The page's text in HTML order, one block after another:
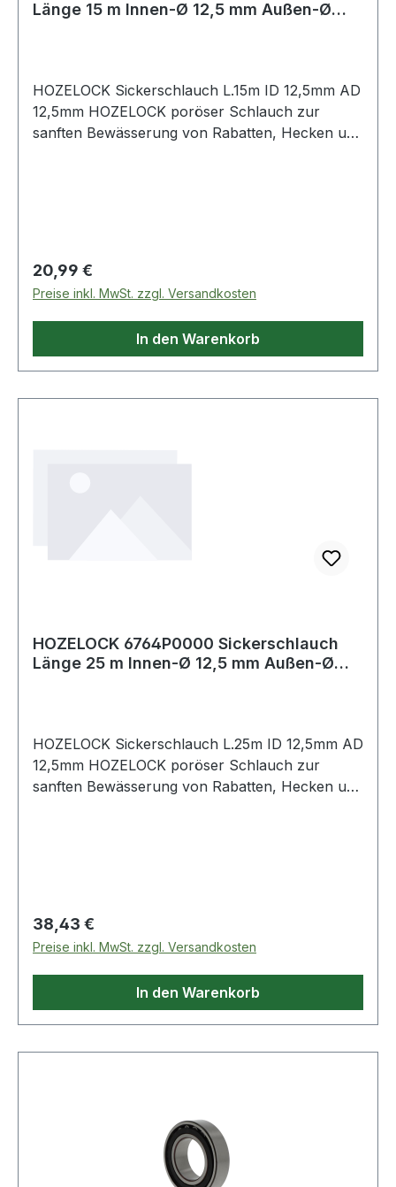
Länge 15 m Innen-Ø 12,5 mm Außen-Ø
HOZELOCK Sickerschlauch L.15m ID 12,5mm AD
12,5mm HOZELOCK poröser Schlauch zur
sanften Bewässerung von Rabatten, Hecken und
Regulärer Preis:
20,99 €
Preise inkl. MwSt. zzgl. Versandkosten
In den Warenkorb
HOZELOCK 6764P0000 Sickerschlauch
Länge 25 m Innen-Ø 12,5 mm Außen-Ø
HOZELOCK Sickerschlauch L.25m ID 12,5mm AD
12,5mm HOZELOCK poröser Schlauch zur
sanften Bewässerung von Rabatten, Hecken und
Regulärer Preis:
38,43 €
Preise inkl. MwSt. zzgl. Versandkosten
In den Warenkorb